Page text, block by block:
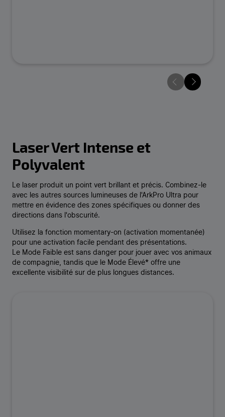
Laser Vert Intense et
Polyvalent
Le laser produit un point vert brillant et précis. Combinez-le
avec les autres sources lumineuses de l'ArkPro Ultra pour
mettre en évidence des zones spécifiques ou donner des
directions dans l'obscurité.
Utilisez la fonction momentary-on (activation momentanée)
pour une activation facile pendant des présentations.
Le Mode Faible est sans danger pour jouer avec vos animaux
de compagnie, tandis que le Mode Élevé* offre une
excellente visibilité sur de plus longues distances.